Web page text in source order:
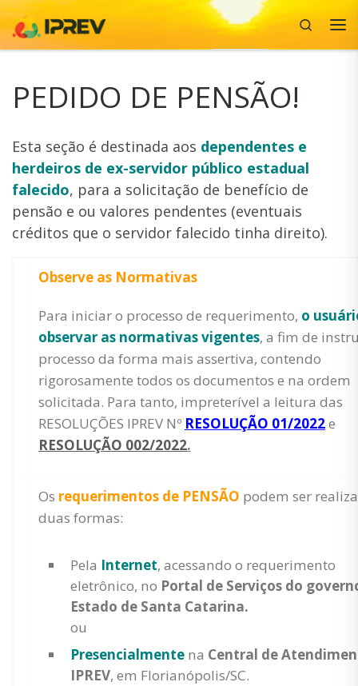
Skip to content
Search
PEDIDO DE PENSÃO!
Esta seção é destinada aos dependentes e
herdeiros de ex-servidor público estadual
falecido, para a solicitação de benefício de
pensão e ou valores pendentes (eventuais
créditos que o servidor falecido tinha direito).
Observe as Normativas
Para iniciar o processo de requerimento, o
observar as normativas vigentes, a fim de
processo da forma mais assertiva, contendo
rigorosamente todos os documentos e na ordem
solicitada. Para tanto, impreterível a leitura das
RESOLUÇÕES IPREV Nº RESOLUÇÃO 01/2022e
RESOLUÇÃO 002/2022.
Os requerimentos de PENSÃO podem ser
duas formas:
Pela Internet, acessando o requerimento
eletrônico, no Portal de Serviços do
Estado de Santa Catarina.
ou
Presencialmente na Central de
IPREV, em Florianópolis/SC.